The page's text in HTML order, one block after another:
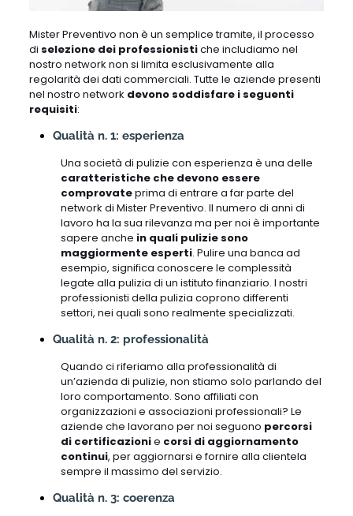
Mister Preventivo non è un semplice tramite, il processo
di selezione dei professionistiche includiamo nel
nostro network non si limita esclusivamente alla
regolarità dei dati commerciali. Tutte le aziende presenti
nel nostro network devono soddisfare i seguenti
requisiti:
Qualità n. 1: esperienza
Una società di pulizie con esperienza è una delle
caratteristiche che devono essere
comprovateprima di entrare a far parte del
network di Mister Preventivo. Il numero di anni di
lavoro ha la sua rilevanza ma per noi è importante
sapere anche in quali pulizie sono
maggiormente esperti. Pulire una banca ad
esempio, significa conoscere le complessità
legate alla pulizia di un istituto finanziario. I nostri
professionisti della pulizia coprono differenti
settori, nei quali sono realmente specializzati.
Qualità n. 2: professionalità
Quando ci riferiamo alla professionalità di
un’azienda di pulizie, non stiamo solo parlando del
loro comportamento. Sono affiliati con
organizzazioni e associazioni professionali? Le
aziende che lavorano per noi seguono percorsi
di certificazionie corsi di aggiornamento
continui, per aggiornarsi e fornire alla clientela
sempre il massimo del servizio.
Qualità n. 3: coerenza